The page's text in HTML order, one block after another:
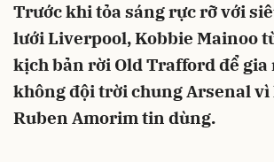
Trước khi tỏa sáng rực rỡ với
lưới Liverpool, Kobbie Mainoo
kịch bản rời Old Trafford để gia
không đội trời chung Arsenal vì
Ruben Amorim tin dùng.